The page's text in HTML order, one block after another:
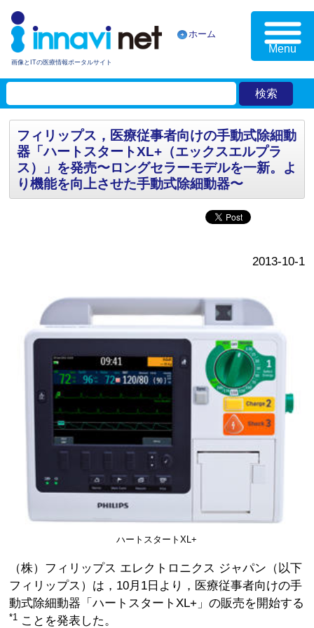
画像とITの医療情報ポータルサイト
ホーム
Menu
フィリップス，医療従事者向けの手動式除細動
器「ハートスタートXL+（エックスエルプラ
ス）」を発売〜ロングセラーモデルを一新。よ
り機能を向上させた手動式除細動器〜
2013-10-1
ハートスタートXL+
（株）フィリップス エレクトロニクス ジャパン（以下
フィリップス）は，10月1日より，医療従事者向けの手
動式除細動器「ハートスタートXL+」の販売を開始する
*1 ことを発表した。